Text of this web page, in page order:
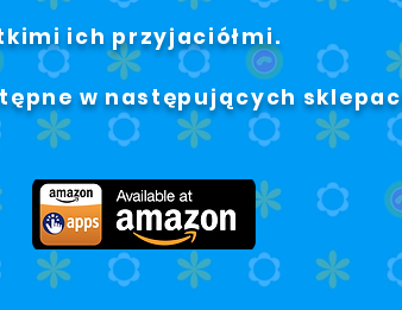
ich przyjaciółmi.
w następujących